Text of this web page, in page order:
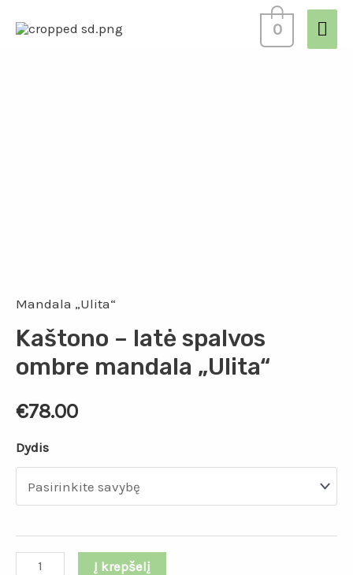
0
Mandala „Ulita“
Kaštono – latė spalvos
ombre mandala „Ulita“
€78.00
Dydis
Į krepšelį